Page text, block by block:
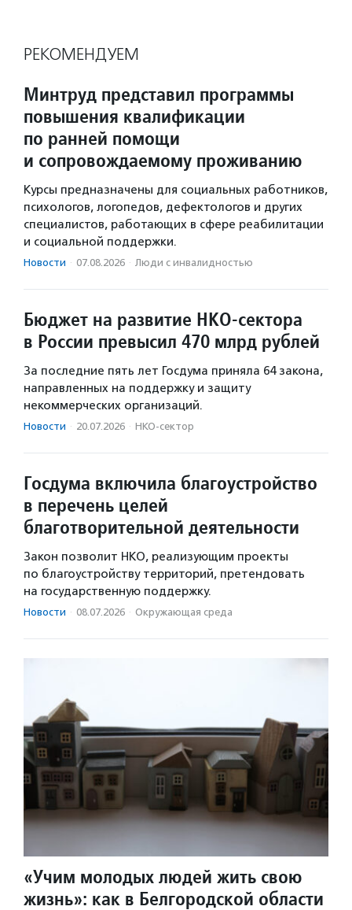
РЕКОМЕНДУЕМ
Минтруд представил программы
повышения квалификации
по ранней помощи
и сопровождаемому проживанию
Курсы предназначены для социальных работников,
психологов, логопедов, дефектологов и других
специалистов, работающих в сфере реабилитации
и социальной поддержки.
Новости · 07.08.2026 · Люди с инвалидностью
Бюджет на развитие НКО-сектора
в России превысил 470 млрд рублей
За последние пять лет Госдума приняла 64 закона,
направленных на поддержку и защиту
некоммерческих организаций.
Новости · 20.07.2026 · НКО-сектор
Госдума включила благоустройство
в перечень целей
благотворительной деятельности
Закон позволит НКО, реализующим проекты
по благоустройству территорий, претендовать
на государственную поддержку.
Новости · 08.07.2026 · Окружающая среда
«Учим молодых людей жить свою
жизнь»: как в Белгородской области